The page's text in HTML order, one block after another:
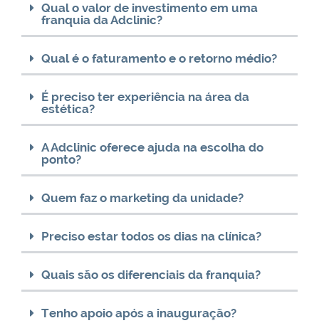
Qual o valor de investimento em uma
franquia da Adclinic?
Qual é o faturamento e o retorno médio?
É preciso ter experiência na área da
estética?
A Adclinic oferece ajuda na escolha do
ponto?
Quem faz o marketing da unidade?
Preciso estar todos os dias na clínica?
Quais são os diferenciais da franquia?
Tenho apoio após a inauguração?